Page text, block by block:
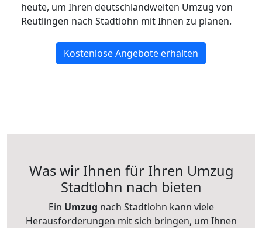
heute, um Ihren deutschlandweiten Umzug von
Reutlingen nach Stadtlohn mit Ihnen zu planen.
Kostenlose Angebote erhalten
Was wir Ihnen für Ihren Umzug
Stadtlohn nach bieten
Ein Umzug nach Stadtlohn kann viele
Herausforderungen mit sich bringen, um Ihnen